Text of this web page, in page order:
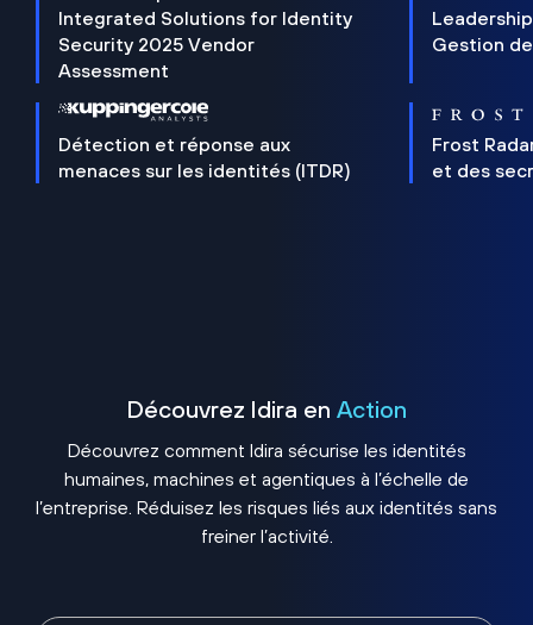
Integrated Solutions for Identity
Security 2025 Vendor
Assessment
Gestion
Détection et réponse aux
menaces sur les identités (ITDR)
Frost
et des
Découvrez Idira en Action
Découvrez comment Idira sécurise les identités
humaines, machines et agentiques à l’échelle de
l’entreprise. Réduisez les risques liés aux identités sans
freiner l’activité.